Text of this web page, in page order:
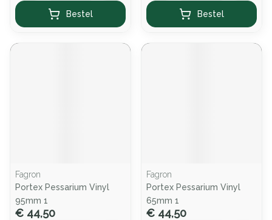
Bestel Bestel
Fagron
Portex Pessarium Vinyl
95mm 1
€ 44,50
Fagron
Portex Pessarium Vinyl
65mm 1
€ 44,50